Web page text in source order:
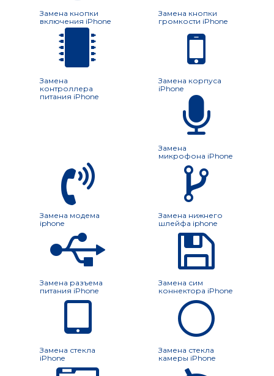
Замена кнопки
включения iPhone
Замена кнопки
громкости iPhone
Замена
контроллера
питания iPhone
Замена корпуса
iPhone
Замена
микрофона iPhone
Замена модема
iphone
Замена нижнего
шлейфа iphone
Замена разъема
питания iPhone
Замена сим
коннектора iPhone
Замена стекла
iPhone
Замена стекла
камеры iPhone